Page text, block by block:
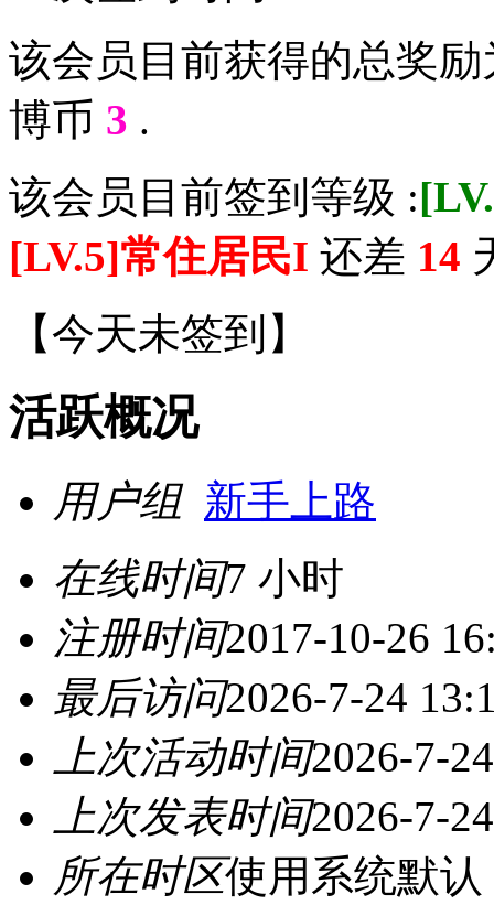
该会员目前获得的总奖
博币 3 .
该会员目前签到等级 :
[LV.5]常住居民I 还差 14
【今天未签到 】
活跃概况
用户组 新手上路
在线时间7 小时
注册时间2017-10-26
最后访问2026-7-24
上次活动时间2026-7-
上次发表时间2026-7-
所在时区使用系统默认